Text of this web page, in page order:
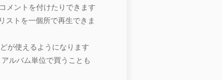
メントを付けたりできます
ストを一個所で再生できま
が使えるようになります
ルバム単位で買うことも